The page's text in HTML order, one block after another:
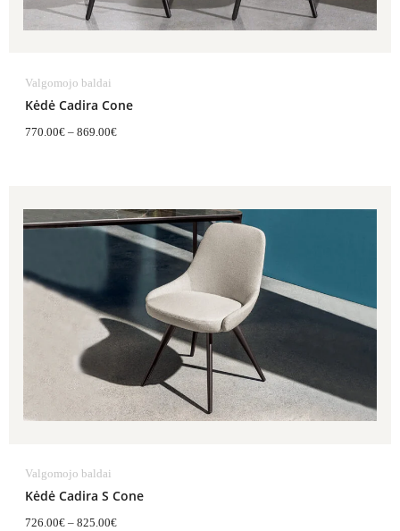
Valgomojo baldai
Kėdė Cadira Cone
770.00€ – 869.00€
Valgomojo baldai
Kėdė Cadira S Cone
726.00€ – 825.00€
726.00€
through
825.00€